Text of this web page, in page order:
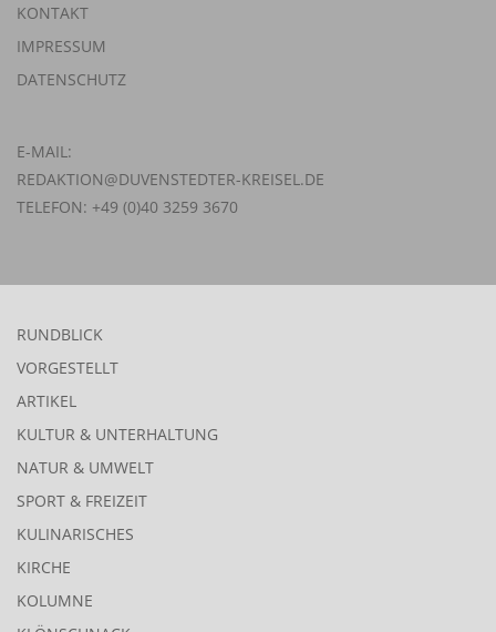
KONTAKT
IMPRESSUM
DATENSCHUTZ
E-MAIL:
REDAKTION@DUVENSTEDTER-KREISEL.DE
TELEFON: +49 (0)40 3259 3670
RUNDBLICK
VORGESTELLT
ARTIKEL
KULTUR & UNTERHALTUNG
NATUR & UMWELT
SPORT & FREIZEIT
KULINARISCHES
KIRCHE
KOLUMNE